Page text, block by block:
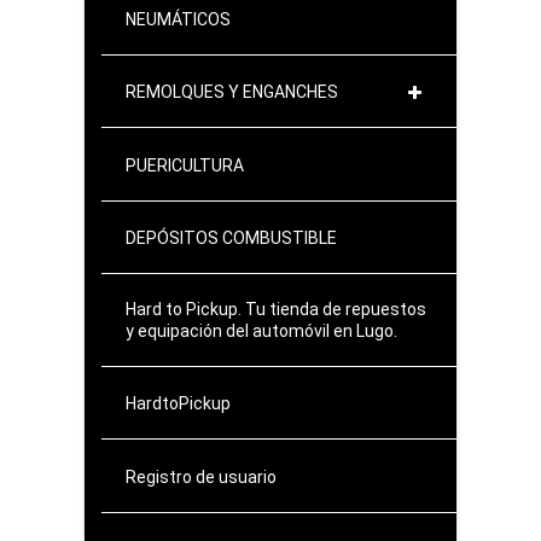
NEUMÁTICOS
REMOLQUES Y ENGANCHES
PUERICULTURA
DEPÓSITOS COMBUSTIBLE
Hard to Pickup. Tu tienda de repuestos
y equipación del automóvil en Lugo.
HardtoPickup
Registro de usuario